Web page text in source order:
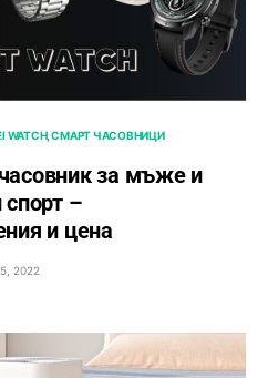
WATCH СМАРТ ЧАСОВНИЦИ
за мъже и
–
и цена
2022